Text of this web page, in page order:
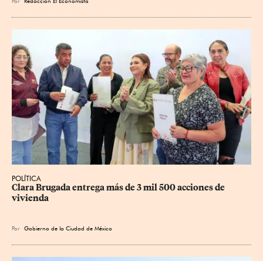
POLÍTICA
Clara Brugada entrega más de 3 mil 500 acciones de
vivienda
Por Gobierno de la Ciudad de México